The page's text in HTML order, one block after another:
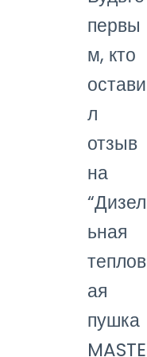
первы
м, кто
остави
л
отзыв
на
“Дизел
ьная
теплов
ая
пушка
MASTE